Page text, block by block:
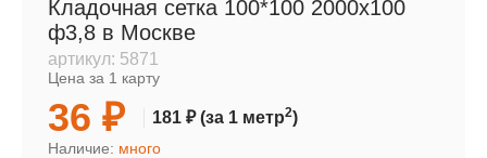
Кладочная сетка 100*100 2000х100
ф3,8 в Москве
артикул: 5871
Цена за 1 карту
36 ₽ 181 ₽(за 1 метр2)
Наличие: много